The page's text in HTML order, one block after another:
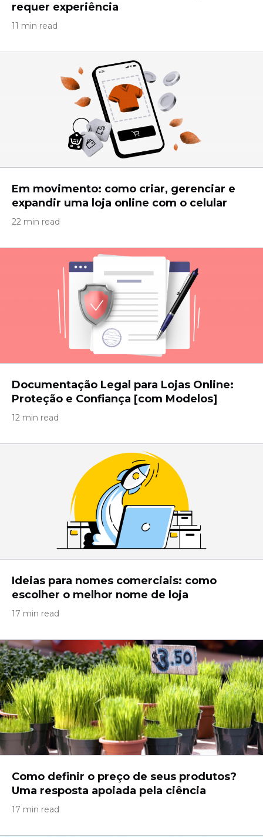
requer experiência
11 min read
Em movimento: como criar, gerenciar e
expandir uma loja online com o celular
22 min read
Documentação Legal para Lojas Online:
Proteção e Confiança [com Modelos]
12 min read
Ideias para nomes comerciais: como
escolher o melhor nome de loja
17 min read
Como definir o preço de seus produtos?
Uma resposta apoiada pela ciência
17 min read